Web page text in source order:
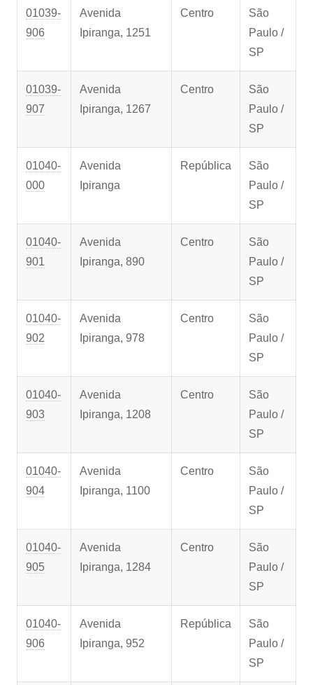
01039-
906
Avenida
Ipiranga, 1251
Centro
São
Paulo /
SP
01039-
907
Avenida
Ipiranga, 1267
Centro
São
Paulo /
SP
01040-
000
Avenida
Ipiranga
República
São
Paulo /
SP
01040-
901
Avenida
Ipiranga, 890
Centro
São
Paulo /
SP
01040-
902
Avenida
Ipiranga, 978
Centro
São
Paulo /
SP
01040-
903
Avenida
Ipiranga, 1208
Centro
São
Paulo /
SP
01040-
904
Avenida
Ipiranga, 1100
Centro
São
Paulo /
SP
01040-
905
Avenida
Ipiranga, 1284
Centro
São
Paulo /
SP
01040-
906
Avenida
Ipiranga, 952
República
São
Paulo /
SP